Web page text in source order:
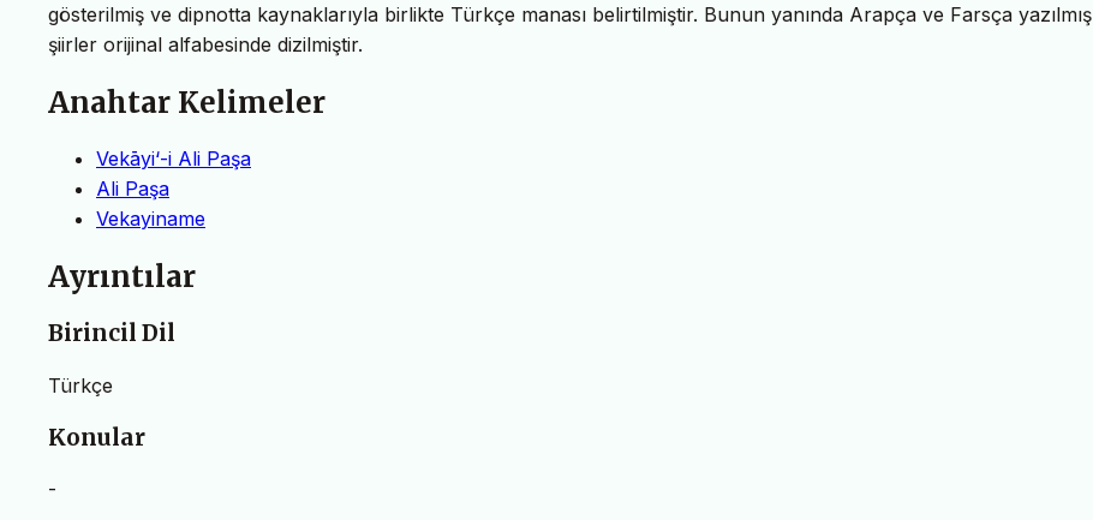
gösterilmiş ve dipnotta kaynaklarıyla birlikte Türkçe manası belirtilmiştir. Bunun yanında Arapça ve Farsça yazılmış
şiirler orijinal alfabesinde dizilmiştir.
Anahtar Kelimeler
Vekāyi‘-i Ali Paşa
Ali Paşa
Vekayiname
Ayrıntılar
Birincil Dil
Türkçe
Konular
-